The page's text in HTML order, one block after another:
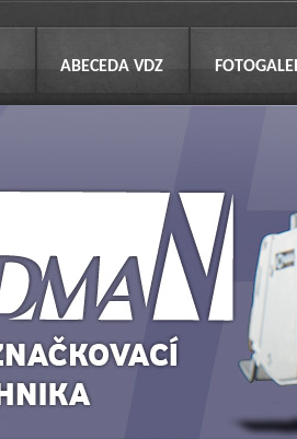
ABECEDA VDZ